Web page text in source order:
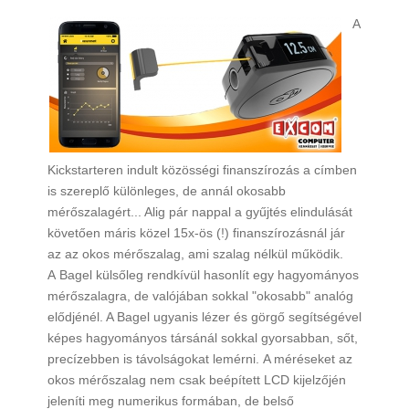
A
Kickstarteren indult közösségi finanszírozás a címben
is szereplő különleges, de annál okosabb
mérőszalagért... Alig pár nappal a gyűjtés elindulását
követően máris közel 15x-ös (!) finanszírozásnál jár
az az okos mérőszalag, ami szalag nélkül működik.
A Bagel külsőleg rendkívül hasonlít egy hagyományos
mérőszalagra, de valójában sokkal "okosabb" analóg
elődjénél. A Bagel ugyanis lézer és görgő segítségével
képes hagyományos társánál sokkal gyorsabban, sőt,
precízebben is távolságokat lemérni. A méréseket az
okos mérőszalag nem csak beépített LCD kijelzőjén
jeleníti meg numerikus formában, de belső